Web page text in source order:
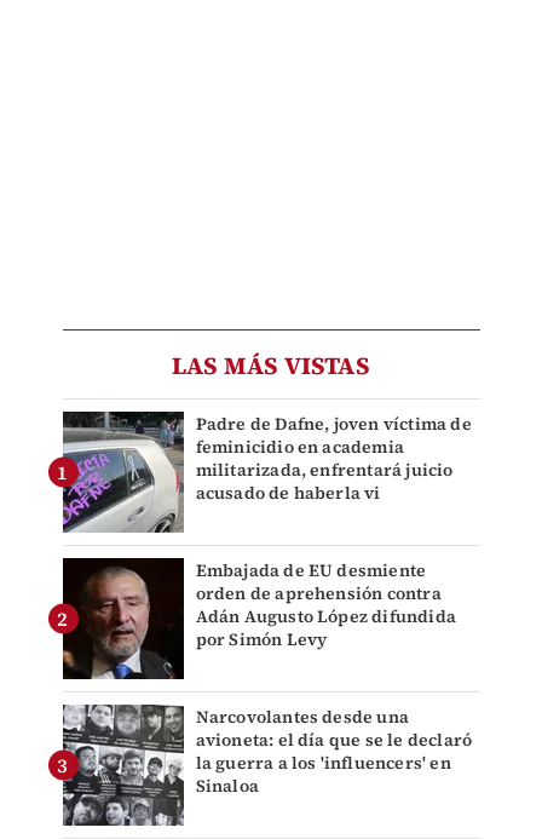
LAS MÁS VISTAS
Padre de Dafne, joven víctima de
feminicidio en academia
militarizada, enfrentará juicio
acusado de haberla vi
Embajada de EU desmiente
orden de aprehensión contra
Adán Augusto López difundida
por Simón Levy
Narcovolantes desde una
avioneta: el día que se le declaró
la guerra a los 'influencers' en
Sinaloa